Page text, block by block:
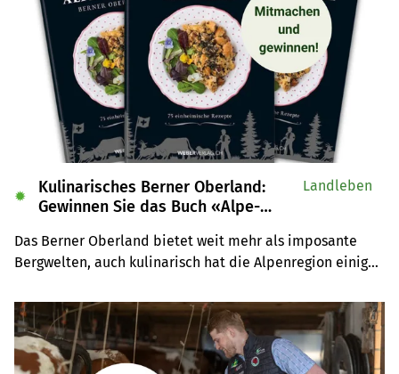
Kulinarisches Berner Oberland:
Gewinnen Sie das Buch «Alpe-
Das Berner Oberland bietet weit mehr als imposante
Bergwelten, auch kulinarisch hat die Alpenregion einiges
«Alpe-Chuchi – Berner Oberland» vom Weber Verlag.
✹
Landleben